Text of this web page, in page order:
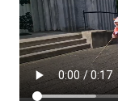
Starfsáætlun
Frístund
Upplýsingar um